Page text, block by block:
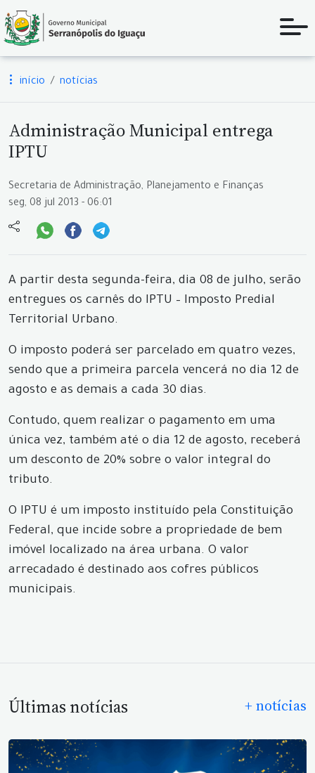
início notícias
Administração Municipal entrega
IPTU
Secretaria de Administração, Planejamento e Finanças
seg, 08 jul 2013 - 06:01
A partir desta segunda-feira, dia 08 de julho, serão
entregues os carnês do IPTU – Imposto Predial
Territorial Urbano.
O imposto poderá ser parcelado em quatro vezes,
sendo que a primeira parcela vencerá no dia 12 de
agosto e as demais a cada 30 dias.
Contudo, quem realizar o pagamento em uma
única vez, também até o dia 12 de agosto, receberá
um desconto de 20% sobre o valor integral do
tributo.
O IPTU é um imposto instituído pela Constituição
Federal, que incide sobre a propriedade de bem
imóvel localizado na área urbana. O valor
arrecadado é destinado aos cofres públicos
municipais.
Últimas notícias + notícias